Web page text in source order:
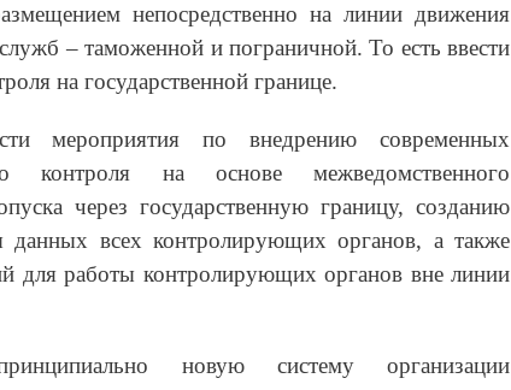
непосредственно на линии движения
– таможенной и пограничной. То есть ввести
на государственной границе.
мероприятия по внедрению современных
контроля на основе межведомственного
через государственную границу, созданию
всех контролирующих органов, а также
для работы контролирующих органов вне линии
новую систему организации